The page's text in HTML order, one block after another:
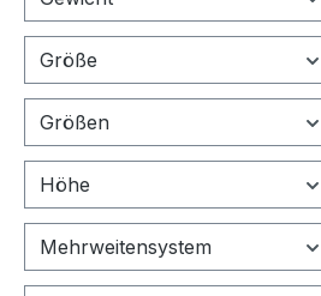
Größe
Größen
Höhe
Mehrweitensystem